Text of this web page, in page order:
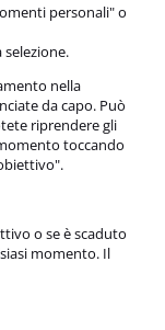
personali" o
nella
da capo. Può
riprendere gli
toccando
o se è scaduto
momento. Il